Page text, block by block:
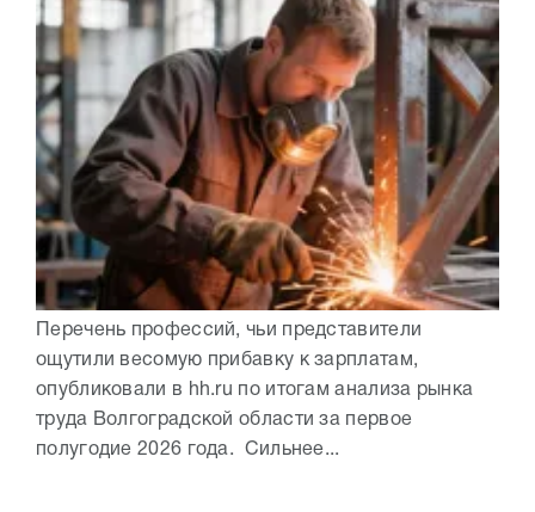
Перечень профессий, чьи представители
ощутили весомую прибавку к зарплатам,
опубликовали в hh.ru по итогам анализа рынка
труда Волгоградской области за первое
полугодие 2026 года. Сильнее...